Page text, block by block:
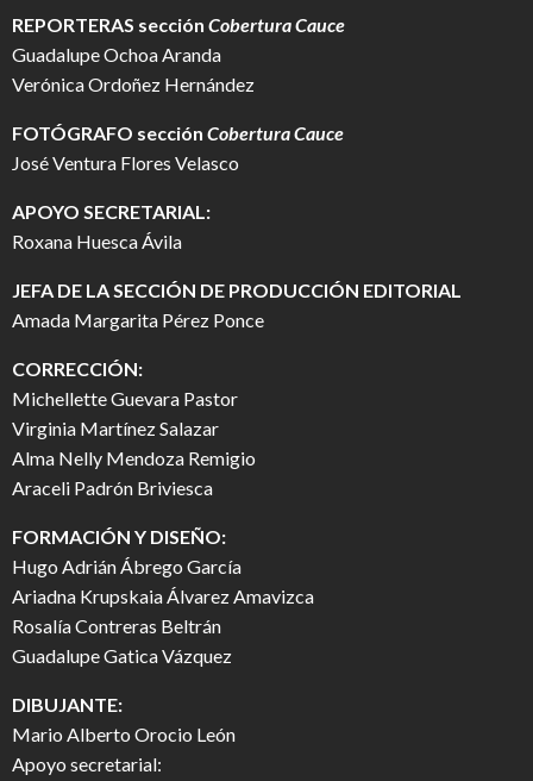
REPORTERAS sección Cobertura Cauce
Guadalupe Ochoa Aranda
Verónica Ordoñez Hernández
FOTÓGRAFO sección Cobertura Cauce
José Ventura Flores Velasco
APOYO SECRETARIAL:
Roxana Huesca Ávila
JEFA DE LA SECCIÓN DE PRODUCCIÓN EDITORIAL
Amada Margarita Pérez Ponce
CORRECCIÓN:
Michellette Guevara Pastor
Virginia Martínez Salazar
Alma Nelly Mendoza Remigio
Araceli Padrón Briviesca
FORMACIÓN Y DISEÑO:
Hugo Adrián Ábrego García
Ariadna Krupskaia Álvarez Amavizca
Rosalía Contreras Beltrán
Guadalupe Gatica Vázquez
DIBUJANTE:
Mario Alberto Orocio León
Apoyo secretarial: